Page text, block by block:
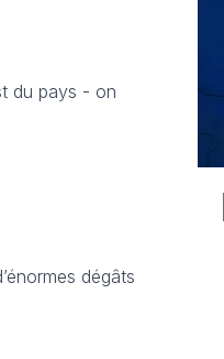
du pays - on
dégâts